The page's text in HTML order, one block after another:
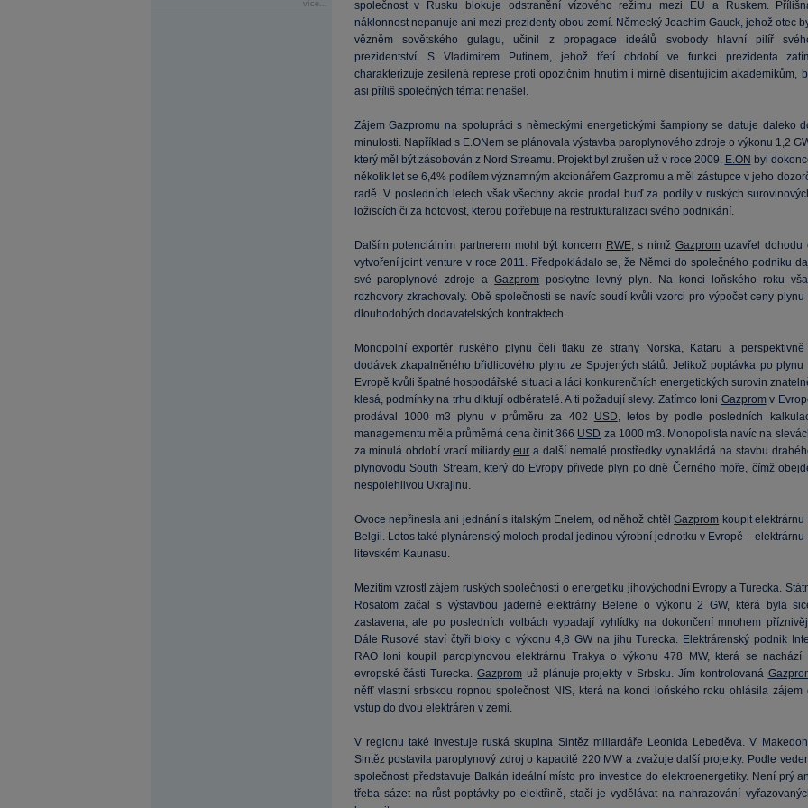
více...
společnost v Rusku blokuje odstranění vízového režimu mezi EU a Ruskem.
náklonnost nepanuje ani mezi prezidenty obou zemí. Německý Joachim Gauck, jehož otec
vězněm sovětského gulagu, učinil z propagace ideálů svobody hlavní pilíř
prezidentství. S Vladimirem Putinem, jehož třetí období ve funkci prezidenta
charakterizuje zesílená represe proti opozičním hnutím i mírně disentujícím akademikům,
asi příliš společných témat nenašel.
Zájem Gazpromu na spolupráci s německými energetickými šampiony se datuje daleko
minulosti. Například s E.ONem se plánovala výstavba paroplynového zdroje o výkonu 1,2
který měl být zásobován z Nord Streamu. Projekt byl zrušen už v roce 2009. E.ON byl
několik let se 6,4% podílem významným akcionářem Gazpromu a měl zástupce v jeho
radě. V posledních letech však všechny akcie prodal buď za podíly v ruských
ložiscích či za hotovost, kterou potřebuje na restrukturalizaci svého podnikání.
Dalším potenciálním partnerem mohl být koncern RWE, s nímž Gazpromuzavřel dohodu
vytvoření joint venture v roce 2011. Předpokládalo se, že Němci do společného podniku
své paroplynové zdroje aGazprom poskytne levný plyn. Na konci loňského roku
rozhovory zkrachovaly. Obě společnosti se navíc soudí kvůli vzorci pro výpočet ceny plynu
dlouhodobých dodavatelských kontraktech.
Monopolní exportér ruského plynu čelí tlaku ze strany Norska, Kataru a perspektivně
dodávek zkapalněného břidlicového plynu ze Spojených států. Jelikož poptávka po plynu
Evropě kvůli špatné hospodářské situaci a láci konkurenčních energetických surovin
klesá, podmínky na trhu diktují odběratelé. A ti požadují slevy. Zatímco loni Gazpromv
prodával 1000 m3 plynu v průměru za 402 USD, letos by podle posledních
managementu měla průměrná cena činit 366 USD za 1000 m3. Monopolista navíc na
za minulá období vrací miliardyeur a další nemalé prostředky vynakládá na stavbu
plynovodu South Stream, který do Evropy přivede plyn po dně Černého moře, čímž
nespolehlivou Ukrajinu.
Ovoce nepřinesla ani jednání s italským Enelem, od něhož chtělGazprom koupit elektrárnu
Belgii. Letos také plynárenský moloch prodal jedinou výrobní jednotku v Evropě – elektrárnu
litevském Kaunasu.
Mezitím vzrostl zájem ruských společností o energetiku jihovýchodní Evropy a Turecka.
Rosatom začal s výstavbou jaderné elektrárny Belene o výkonu 2 GW, která byla
zastavena, ale po posledních volbách vypadají vyhlídky na dokončení mnohem
Dále Rusové staví čtyři bloky o výkonu 4,8 GW na jihu Turecka. Elektrárenský podnik
RAO loni koupil paroplynovou elektrárnu Trakya o výkonu 478 MW, která se nachází
evropské části Turecka. Gazpromuž plánuje projekty v Srbsku. Jím kontrolovaná
něfť vlastní srbskou ropnou společnost NIS, která na konci loňského roku ohlásila zájem
vstup do dvou elektráren v zemi.
V regionu také investuje ruská skupina Sintěz miliardáře Leonida Lebeděva. V
Sintěz postavila paroplynový zdroj o kapacitě 220 MW a zvažuje další projetky. Podle
společnosti představuje Balkán ideální místo pro investice do elektroenergetiky. Není prý
třeba sázet na růst poptávky po elektřině, stačí je vydělávat na nahrazování